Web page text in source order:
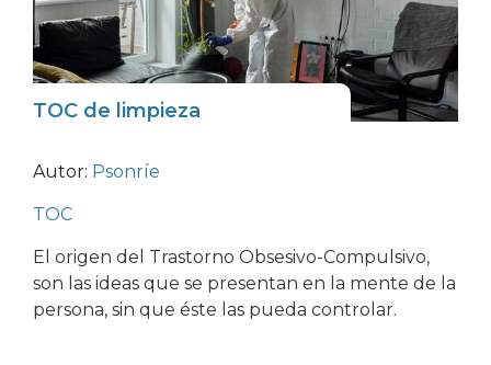
TOC de limpieza
Autor: Psonríe
TOC
El origen del Trastorno Obsesivo-Compulsivo,
son las ideas que se presentan en la mente de la
persona, sin que éste las pueda controlar.